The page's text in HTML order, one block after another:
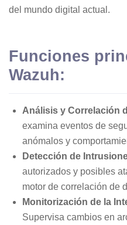
del mundo digital actual.
Funciones
Wazuh:
Análisis y Correlación
examina eventos de
anómalos y
Detección de
autorizados y posibles
motor de correlación de
Monitorización de la
Supervisa cambios en